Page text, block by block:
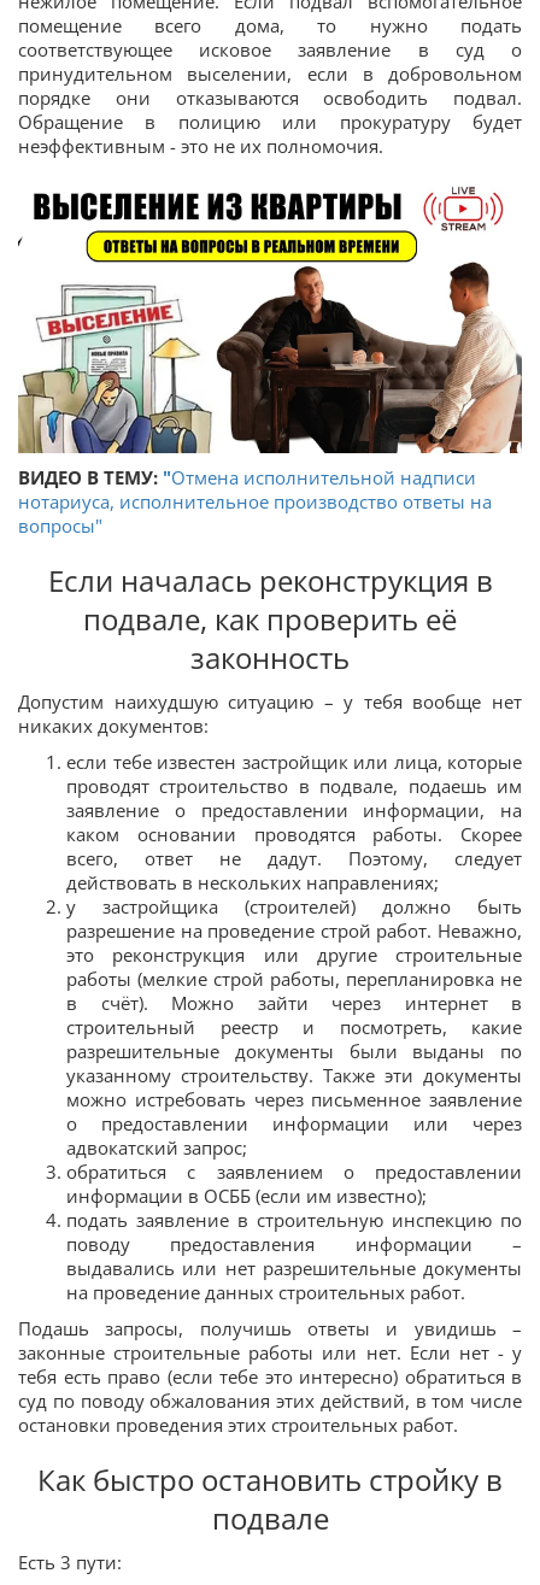
помещение всего дома, то нужно подать
соответствующее исковое заявление в суд о
принудительном выселении, если в добровольном
порядке они отказываются освободить подвал.
Обращение в полицию или прокуратуру будет
неэффективным - это не их полномочия.
ВИДЕО В ТЕМУ: "Отмена исполнительной надписи
нотариуса, исполнительное производство ответы на
вопросы"
Если началась реконструкция в
подвале, как проверить её
законность
Допустим наихудшую ситуацию – у тебя вообще нет
никаких документов:
если тебе известен застройщик или лица, которые
проводят строительство в подвале, подаешь им
заявление о предоставлении информации, на
каком основании проводятся работы. Скорее
всего, ответ не дадут. Поэтому, следует
действовать в нескольких направлениях;
у застройщика (строителей) должно быть
разрешение на проведение строй работ. Неважно,
это реконструкция или другие строительные
работы (мелкие строй работы, перепланировка не
в счёт). Можно зайти через интернет в
строительный реестр и посмотреть, какие
разрешительные документы были выданы по
указанному строительству. Также эти документы
можно истребовать через письменное заявление
о предоставлении информации или через
адвокатский запрос;
обратиться с заявлением о предоставлении
информации в ОСББ (если им известно);
подать заявление в строительную инспекцию по
поводу предоставления информации –
выдавались или нет разрешительные документы
на проведение данных строительных работ.
Подашь запросы, получишь ответы и увидишь –
законные строительные работы или нет. Если нет - у
тебя есть право (если тебе это интересно) обратиться в
суд по поводу обжалования этих действий, в том числе
остановки проведения этих строительных работ.
Как быстро остановить стройку в
подвале
Есть 3 пути: